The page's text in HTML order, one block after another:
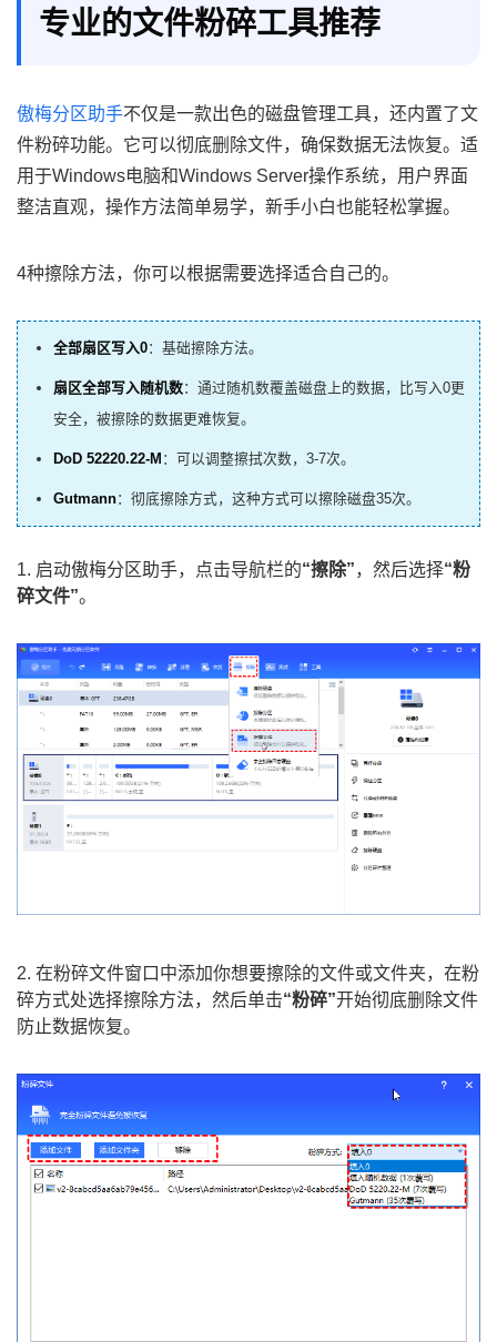
专业的文件粉碎工具推荐
傲梅分区助手不仅是一款出色的磁盘管理工具，还内置了文
件粉碎功能。它可以彻底删除文件，确保数据无法恢复。适
用于Windows电脑和Windows Server操作系统，用户界面
整洁直观，操作方法简单易学，新手小白也能轻松掌握。
4种擦除方法，你可以根据需要选择适合自己的。
全部扇区写入0：基础擦除方法。
扇区全部写入随机数：通过随机数覆盖磁盘上的数据，比写入0更
安全，被擦除的数据更难恢复。
DoD 52220.22-M ：可以调整擦拭次数，3-7次。
Gutmann：彻底擦除方式，这种方式可以擦除磁盘35次。
1. 启动傲梅分区助手，点击导航栏的“擦除”，然后选择“粉
碎文件”。
2. 在粉碎文件窗口中添加你想要擦除的文件或文件夹，在粉
碎方式处选择擦除方法，然后单击“粉碎”开始彻底删除文件
防止数据恢复。